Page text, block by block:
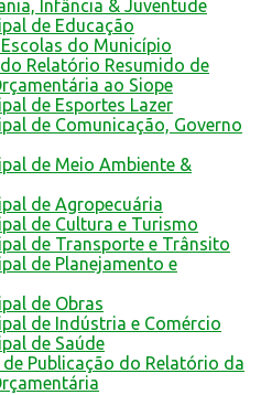
Infância & Juventude
de Educação
do Município
Relatório Resumido de
ao Siope
de Esportes Lazer
de Comunicação, Governo
de Meio Ambiente &
de Agropecuária
de Cultura e Turismo
de Transporte e Trânsito
de Planejamento e
de Obras
de Indústria e Comércio
de Saúde
Publicação do Relatório da